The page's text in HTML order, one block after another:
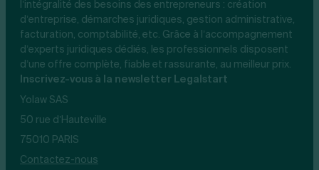
l’intégralité des besoins des entrepreneurs : création
d’entreprise, démarches juridiques, gestion administrative,
facturation, comptabilité, etc. Grâce à l’accompagnement
d’experts juridiques dédiés, les professionnels disposent
d’une offre complète, fiable et rassurante, au meilleur prix.
Inscrivez-vous à la newsletter Legalstart
Yolaw SAS
50 rue d’Hauteville
75010 PARIS
Contactez-nous